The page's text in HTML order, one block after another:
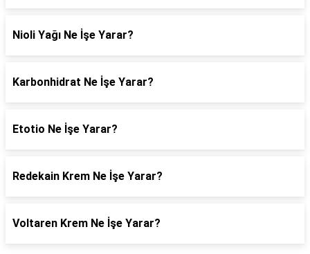
Nioli Yağı Ne İşe Yarar?
Karbonhidrat Ne İşe Yarar?
Etotio Ne İşe Yarar?
Redekain Krem Ne İşe Yarar?
Voltaren Krem Ne İşe Yarar?